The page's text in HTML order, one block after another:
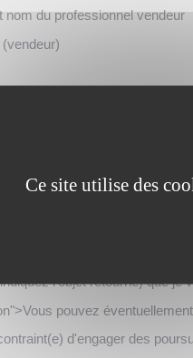
nom du professionnel vendeur
sur le bon de
(date).
221-18 du code de la
prie de bien vouloir me
commande, ceci
l'objet retourné) que je
pouvez
d'engager des
Ce site utilise des